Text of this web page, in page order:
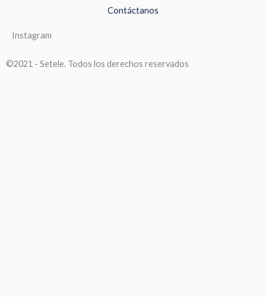
Contáctanos
Instagram
©2021 - Setele. Todos los derechos reservados